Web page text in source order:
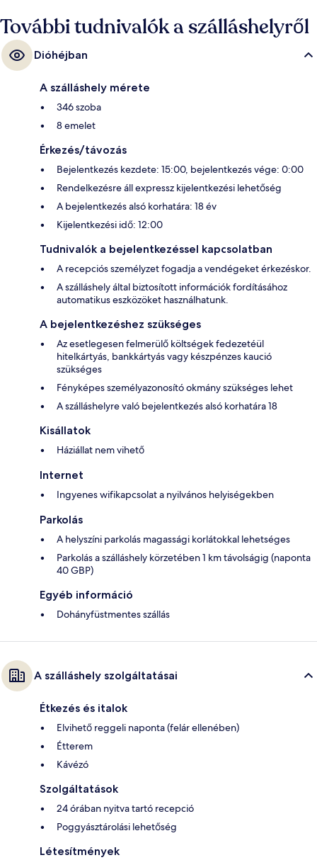
További tudnivalók a szálláshelyről
Dióhéjban
A szálláshely mérete
346 szoba
8 emelet
Érkezés/távozás
Bejelentkezés kezdete: 15:00, bejelentkezés vége: 0:00
Rendelkezésre áll expressz kijelentkezési lehetőség
A bejelentkezés alsó korhatára: 18 év
Kijelentkezési idő: 12:00
Tudnivalók a bejelentkezéssel kapcsolatban
A recepciós személyzet fogadja a vendégeket érkezéskor.
A szálláshely által biztosított információk fordításához
automatikus eszközöket használhatunk.
A bejelentkezéshez szükséges
Az esetlegesen felmerülő költségek fedezetéül
hitelkártyás, bankkártyás vagy készpénzes kaució
szükséges
Fényképes személyazonosító okmány szükséges lehet
A szálláshelyre való bejelentkezés alsó korhatára 18
Kisállatok
Háziállat nem vihető
Internet
Ingyenes wifikapcsolat a nyilvános helyiségekben
Parkolás
A helyszíni parkolás magassági korlátokkal lehetséges
Parkolás a szálláshely körzetében 1 km távolságig (naponta
40 GBP)
Egyéb információ
Dohányfüstmentes szállás
A szálláshely szolgáltatásai
Étkezés és italok
Elvihető reggeli naponta (felár ellenében)
Étterem
Kávézó
Szolgáltatások
24 órában nyitva tartó recepció
Poggyásztárolási lehetőség
Létesítmények